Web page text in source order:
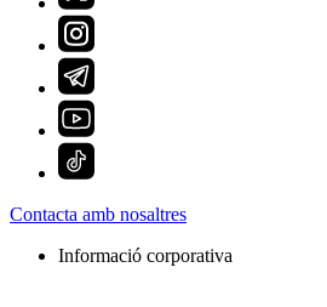
Contacta amb nosaltres
Informació corporativa